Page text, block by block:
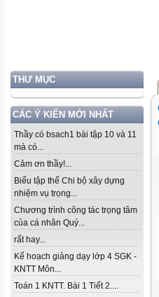
THƯ MỤC
CÁC Ý KIẾN MỚI NHẤT
Thầy có bsach1 bài tập 10 và 11
mà có...
Cảm ơn thầy!...
Biểu tập thể Chi bộ xây dựng
nhiệm vụ trọng...
Chương trình công tác trọng tâm
của cá nhân Quý...
rất hay...
Kế hoạch giảng dạy lớp 4 SGK -
KNTT Môn...
Toán 1 KNTT. Bài 1 Tiết 2....